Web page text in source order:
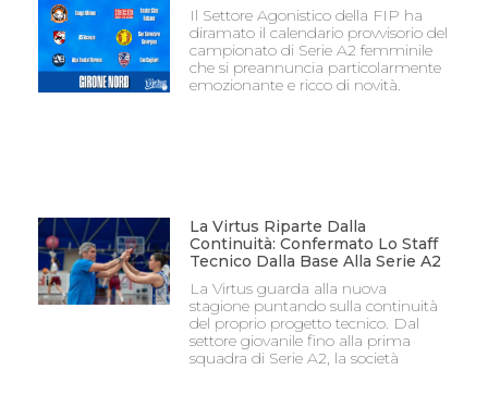
Il Settore Agonistico della FIP ha
diramato il calendario provvisorio del
campionato di Serie A2 femminile
che si preannuncia particolarmente
emozionante e ricco di novità.
La Virtus Riparte Dalla
Continuità: Confermato Lo Staff
Tecnico Dalla Base Alla Serie A2
La Virtus guarda alla nuova
stagione puntando sulla continuità
del proprio progetto tecnico. Dal
settore giovanile fino alla prima
squadra di Serie A2, la società